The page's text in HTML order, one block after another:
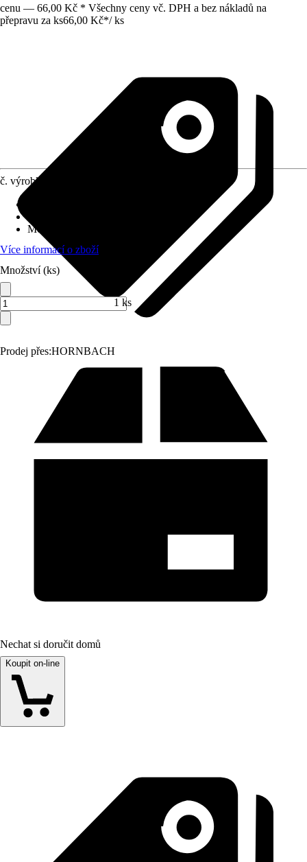
cenu — 66,00 Kč * Všechny ceny vč. DPH a bez nákladů na
přepravu za ks66,00 Kč*/ ks
Prodej přes:HORNBACH
č. výrobku
Možnost upevnění
Více informací o zboží
Množství (ks)
1 ks
Nechat si doručit domů
Koupit on-line